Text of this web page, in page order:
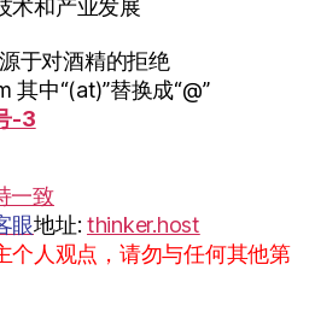
术和产业发展
于对酒精的拒绝
中“(at)”替换成“@”
-3
一致
眼地址: thinker.host
个人观点，请勿与任何其他第